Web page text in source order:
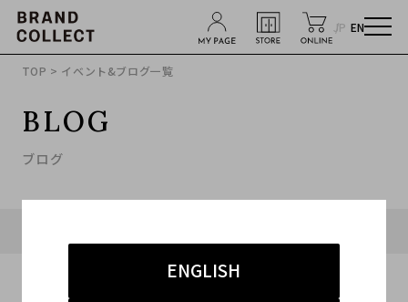
JP EN
ENGLISH
TOP > イベント&ブログ一覧
BLOG
ブログ